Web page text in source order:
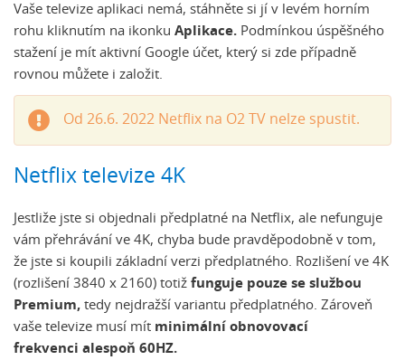
Vaše televize aplikaci nemá, stáhněte si jí v levém horním
rohu kliknutím na ikonku Aplikace. Podmínkou úspěšného
stažení je mít aktivní Google účet, který si zde případně
rovnou můžete i založit.
Od 26.6. 2022 Netflix na O2 TV nelze spustit.
Netflix televize 4K
Jestliže jste si objednali předplatné na Netflix, ale nefunguje
vám přehrávání ve 4K, chyba bude pravděpodobně v tom,
že jste si koupili základní verzi předplatného. Rozlišení ve 4K
(rozlišení 3840 x 2160) totiž funguje pouze se službou
Premium, tedy nejdražší variantu předplatného. Zároveň
vaše televize musí mít minimální obnovovací
frekvenci alespoň 60HZ.